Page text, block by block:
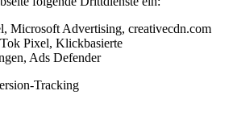
Microsoft Advertising, creativecdn.com
Pixel, Klickbasierte
Ads Defender
Tracking